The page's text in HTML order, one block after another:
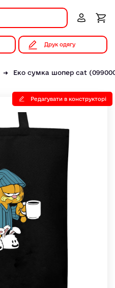
Друк одягу
Еко сумка шопер cat
Редагувати в конструкторі